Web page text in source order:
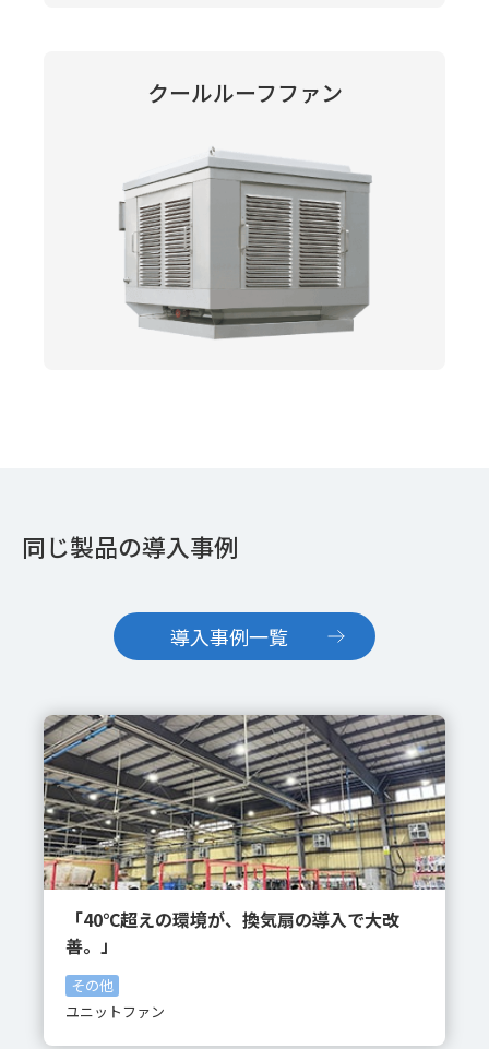
クールルーフファン
同じ製品の導入事例
導入事例一覧
「40℃超えの環境が、換気扇の導入で大改
善。」
その他
ユニットファン